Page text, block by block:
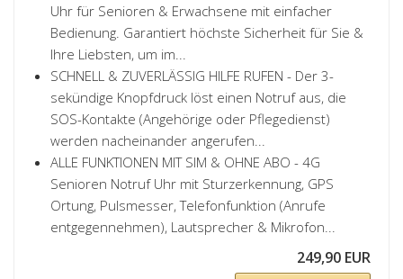
Uhr für Senioren & Erwachsene mit einfacher
Bedienung. Garantiert höchste Sicherheit für Sie &
Ihre Liebsten, um im...
SCHNELL & ZUVERLÄSSIG HILFE RUFEN - Der 3-
sekündige Knopfdruck löst einen Notruf aus, die
SOS-Kontakte (Angehörige oder Pflegedienst)
werden nacheinander angerufen...
ALLE FUNKTIONEN MIT SIM & OHNE ABO - 4G
Senioren Notruf Uhr mit Sturzerkennung, GPS
Ortung, Pulsmesser, Telefonfunktion (Anrufe
entgegennehmen), Lautsprecher & Mikrofon...
249,90 EUR